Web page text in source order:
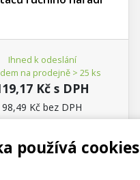
používá cookies
Ihned k odeslání
na prodejně > 25 ks
Kč s DPH
98,49 Kč bez DPH
ks Koupit